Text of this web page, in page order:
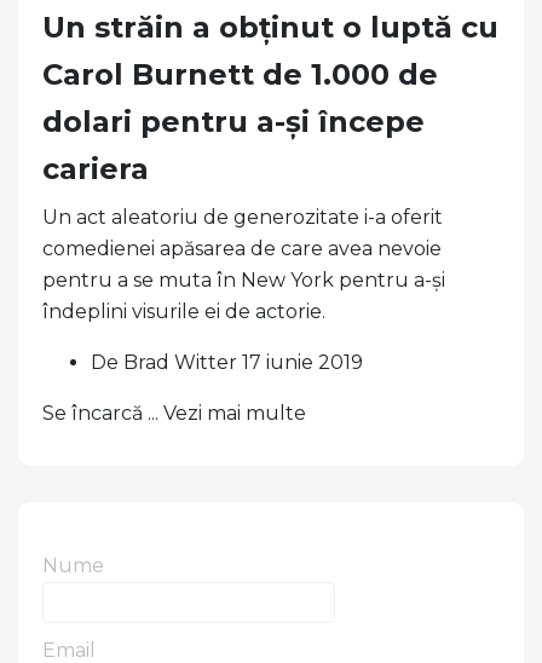
Un străin a obținut o luptă cu
Carol Burnett de 1.000 de
dolari pentru a-și începe
cariera
Un act aleatoriu de generozitate i-a oferit
comedienei apăsarea de care avea nevoie
pentru a se muta în New York pentru a-și
îndeplini visurile ei de actorie.
De Brad Witter 17 iunie 2019
Se încarcă ... Vezi mai multe
Nume
Email